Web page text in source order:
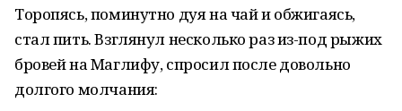
Торопясь, поминутно дуя на чай и обжигаясь,
стал пить. Взглянул несколько раз из-под рыжих
бровей на Маглифу, спросил после довольно
долгого молчания: